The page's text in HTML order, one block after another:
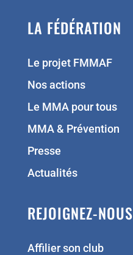
LA FÉDÉRATION
Le projet FMMAF
Nos actions
Le MMA pour tous
MMA & Prévention
Presse
Actualités
REJOIGNEZ-NOUS
Affilier son club